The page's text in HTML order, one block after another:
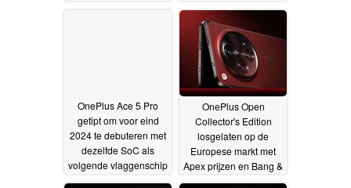
OnePlus Ace 5 Pro
getipt om voor eind
2024 te debuteren met
dezelfde SoC als
volgende vlaggenschip
28-08-2024
OnePlus Open
Collector's Edition
losgelaten op de
Europese markt met
Apex prijzen en Bang &
Olufsen tie-in28-08-2024